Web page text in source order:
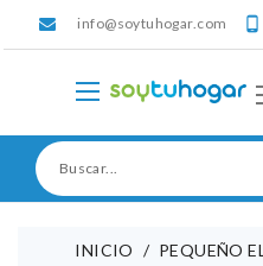
info@soytuhogar.com 
INICIO
PEQUEÑO